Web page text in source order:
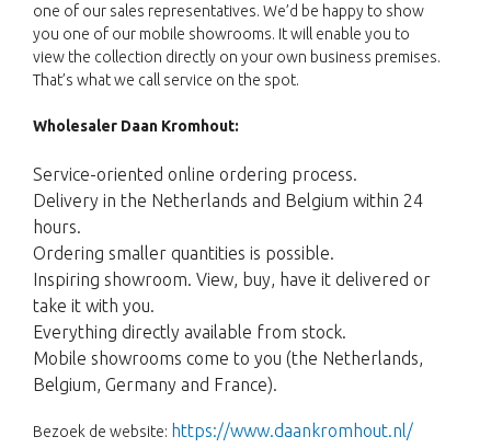
one of our sales representatives. We’d be happy to show
you one of our mobile showrooms. It will enable you to
view the collection directly on your own business premises.
That’s what we call service on the spot.
Wholesaler Daan Kromhout:
Service-oriented online ordering process.
Delivery in the Netherlands and Belgium within 24
hours.
Ordering smaller quantities is possible.
Inspiring showroom. View, buy, have it delivered or
take it with you.
Everything directly available from stock.
Mobile showrooms come to you (the Netherlands,
Belgium, Germany and France).
Bezoek de website: https://www.daankromhout.nl/